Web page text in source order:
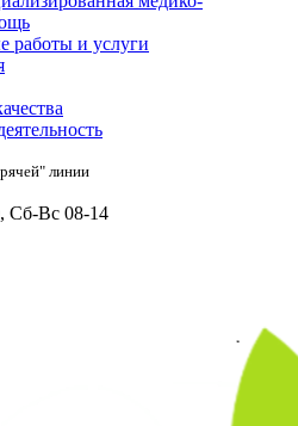
работы и услуги
линии
Сб-Вс 08-14